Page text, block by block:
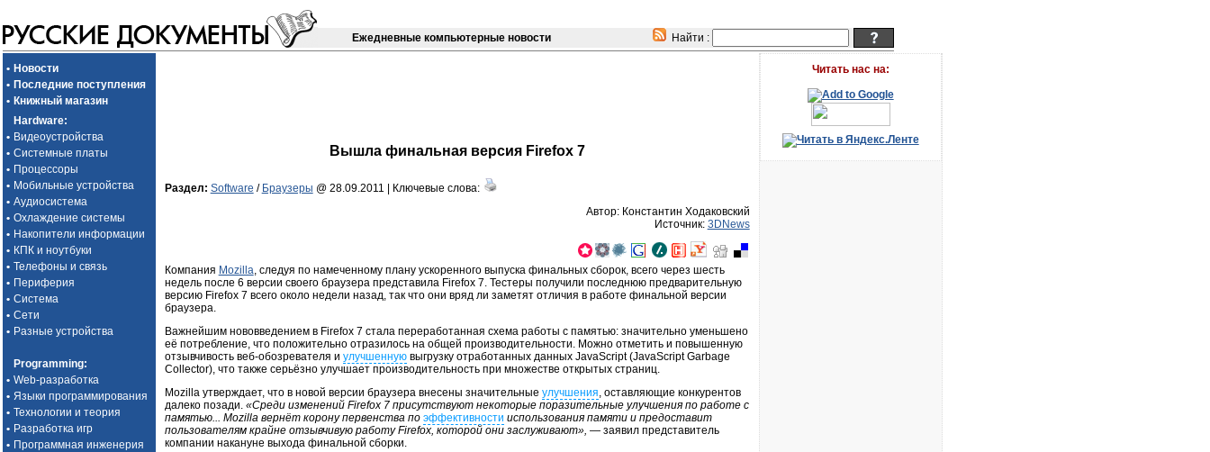
Ежедневные компьютерные новости Найти :
• Новости
• Последние поступления
• Книжный магазин
Hardware:
• Видеоустройства
• Системные платы
• Процессоры
• Мобильные устройства
• Аудиосистема
• Охлаждение системы
• Накопители информации
• КПК и ноутбуки
• Телефоны и связь
• Периферия
• Система
• Сети
• Разные устройства
Programming:
• Web-разработка
• Языки программирования
• Технологии и теория
• Разработка игр
• Программная инженерия
Вышла финальная версия Firefox 7
Раздел: Software / Браузеры @ 28.09.2011 | Ключевые слова:
Автор: Константин Ходаковский
Источник: 3DNews
Компания Mozilla , следуя по намеченному плану ускоренного выпуска финальных сборок, всего через шесть
недель после 6 версии своего браузера представила Firefox 7. Тестеры получили последнюю предварительную
версию Firefox 7 всего около недели назад, так что они вряд ли заметят отличия в работе финальной версии
браузера.
Важнейшим нововведением в Firefox 7 стала переработанная схема работы с памятью: значительно уменьшено
её потребление, что положительно отразилось на общей производительности. Можно отметить и повышенную
отзывчивость веб-обозревателя и улучшеннуювыгрузку отработанных данных JavaScript (JavaScript Garbage
Collector), что также серьёзно улучшает производительность при множестве открытых страниц.
Mozilla утверждает, что в новой версии браузера внесены значительные улучшения , оставляющие конкурентов
далеко позади. «Среди изменений Firefox 7 присутствуют некоторые поразительные улучшения по работе с
памятью... Mozilla вернёт корону первенства по эффективности использования памяти и предоставит
пользователям крайне отзывчивую работуFirefox, которой они заслуживают», — заявил представитель
компании накануне выхода финальной сборки.
Читать наc на: